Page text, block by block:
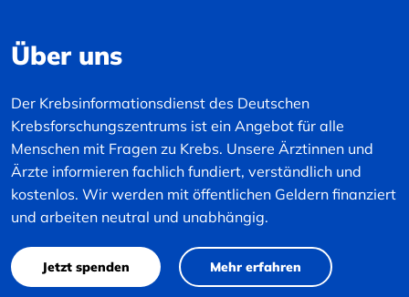
Über uns
Der Krebsinformationsdienst des Deutschen
Krebsforschungszentrums ist ein Angebot für alle
Menschen mit Fragen zu Krebs. Unsere Ärztinnen und
Ärzte informieren fachlich fundiert, verständlich und
kostenlos. Wir werden mit öffentlichen Geldern finanziert
und arbeiten neutral und unabhängig.
Jetzt spenden Mehr erfahren